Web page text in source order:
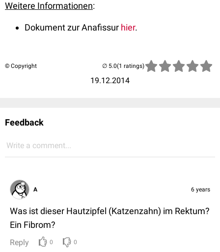
Weitere Informationen:
Dokument zur Anafissur hier.
© Copyright
19.12.2014
(1 ratings)
Feedback
Write a comment...
A 6 years
Was ist dieser Hautzipfel (Katzenzahn) im Rektum?
Ein Fibrom?
Reply 0 0